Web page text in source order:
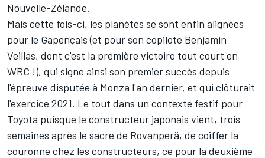
Nouvelle-Zélande.
Mais cette fois-ci, les planètes se sont enfin alignées
pour le Gapençais (et pour son copilote Benjamin
Veillas, dont c'est la première victoire tout court en
WRC !), qui signe ainsi son premier succès depuis
l'épreuve disputée à Monza l'an dernier, et qui clôturait
l'exercice 2021. Le tout dans un contexte festif pour
Toyota puisque le constructeur japonais vient, trois
semaines après le sacre de Rovanperä, de coiffer la
couronne chez les constructeurs, ce pour la deuxième